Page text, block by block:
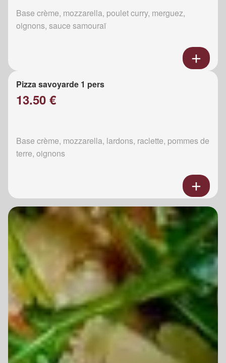
Base crème, mozzarella, poulet curry, merguez,
oignons, sauce samouraï
Pizza savoyarde 1 pers
13.50 €
Base crème, mozzarella, lardons, raclette, pommes de
terre, oignons